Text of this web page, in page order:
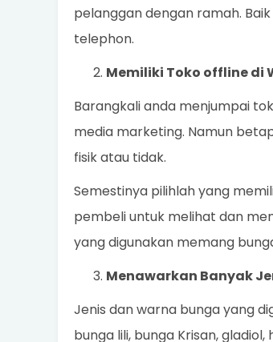
pelanggan dengan ramah.
telephon.
Memiliki Toko offline di
Barangkali anda menjumpai
media marketing. Namun
fisik atau tidak.
Semestinya pilihlah yang
pembeli untuk melihat dan
yang digunakan memang
Menawarkan Banyak
Jenis dan warna bunga yang
bunga lili, bunga Krisan,